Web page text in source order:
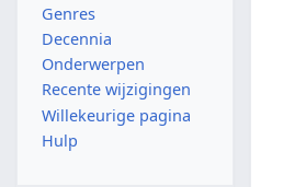
Genres
Decennia
Onderwerpen
Recente wijzigingen
Willekeurige pagina
Hulp